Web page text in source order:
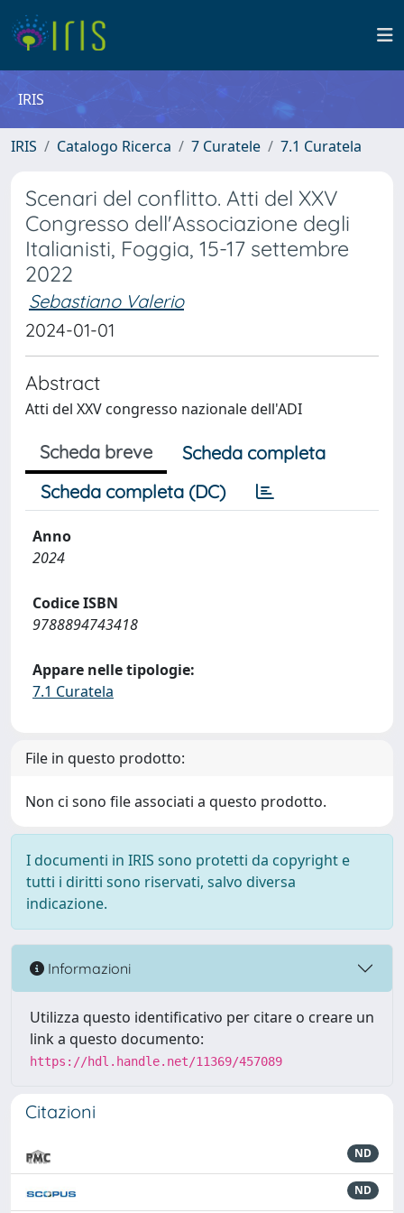
IRIS
IRIS Catalogo Ricerca 7 Curatele 7.1 Curatela
Scenari del conflitto. Atti del XXV
Congresso dell'Associazione degli
Italianisti, Foggia, 15-17 settembre
2022
Sebastiano Valerio
2024-01-01
Abstract
Atti del XXV congresso nazionale dell'ADI
Scheda breve
Scheda completa
Scheda completa (DC)
Anno
2024
Codice ISBN
9788894743418
Appare nelle tipologie:
7.1 Curatela
File in questo prodotto:
Non ci sono file associati a questo prodotto.
I documenti in IRIS sono protetti da copyright e
tutti i diritti sono riservati, salvo diversa
indicazione.
Informazioni
Utilizza questo identificativo per citare o creare un
link a questo documento:
https://hdl.handle.net/11369/457089
Citazioni
ND
ND